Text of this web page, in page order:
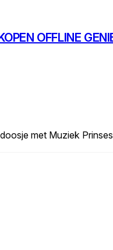
OFFLINE
met Muziek